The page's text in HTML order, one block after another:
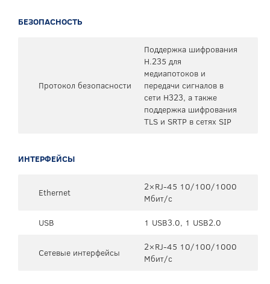
БЕЗОПАСНОСТЬ
Протокол безопасности
Поддержка шифрования
H.235 для
медиапотоков и
передачи сигналов в
сети H323, а также
поддержка шифрования
TLS и SRTP в сетях SIP
ИНТЕРФЕЙСЫ
Ethernet
2×RJ-45 10/100/1000
Мбит/с
USB
1 USB3.0, 1 USB2.0
Сетевые интерфейсы
2×RJ-45 10/100/1000
Мбит/с